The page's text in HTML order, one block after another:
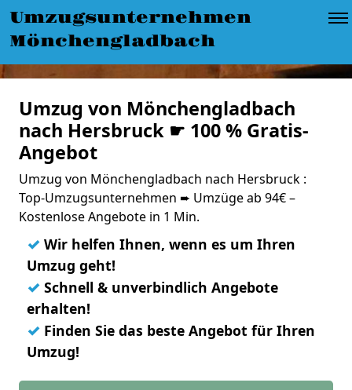
Umzugsunternehmen
Mönchengladbach
Umzug von Mönchengladbach
nach Hersbruck ☛ 100 % Gratis-
Angebot
Umzug von Mönchengladbach nach Hersbruck :
Top-Umzugsunternehmen ➨ Umzüge ab 94€ –
Kostenlose Angebote in 1 Min.
✓ Wir helfen Ihnen, wenn es um Ihren
Umzug geht!
✓ Schnell & unverbindlich Angebote
erhalten!
✓ Finden Sie das beste Angebot für Ihren
Umzug!